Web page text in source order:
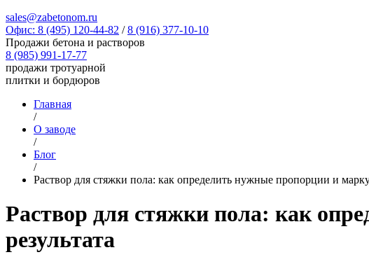
sales@zabetonom.ru
Офис: 8 (495) 120-44-82 / 8 (916) 377-10-10
Продажи бетона и растворов
8 (985) 991-17-77
продажи тротуарной
плитки и бордюров
Главная
/
О заводе
/
Блог
/
Раствор для стяжки пола: как определить нужные пропорции и марку
Раствор для стяжки пола: как
результата